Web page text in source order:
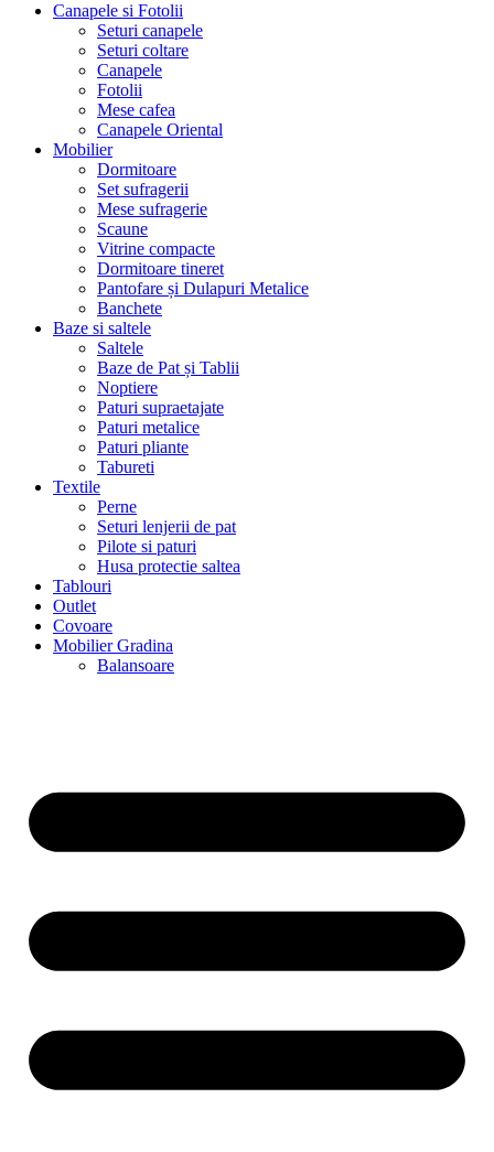
Canapele si Fotolii
Seturi canapele
Seturi coltare
Canapele
Fotolii
Mese cafea
Canapele Oriental
Mobilier
Dormitoare
Set sufragerii
Mese sufragerie
Scaune
Vitrine compacte
Dormitoare tineret
Pantofare și Dulapuri Metalice
Banchete
Baze si saltele
Saltele
Baze de Pat și Tablii
Noptiere
Paturi supraetajate
Paturi metalice
Paturi pliante
Tabureti
Textile
Perne
Seturi lenjerii de pat
Pilote si paturi
Husa protectie saltea
Tablouri
Outlet
Covoare
Mobilier Gradina
Balansoare